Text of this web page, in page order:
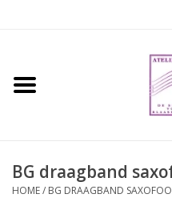
Home
Reparaties en
BG draagband
HOME/ BG DRAAGBAND